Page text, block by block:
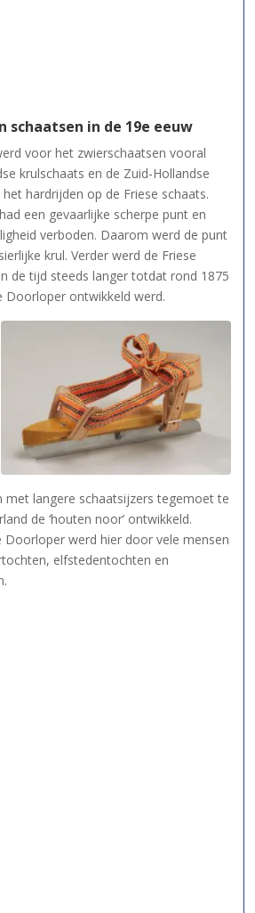
in de 19e eeuw
voor het zwierschaatsen vooral
krulschaats en de Zuid-Hollandse
hardrijden op de Friese schaats.
een gevaarlijke scherpe punt en
verboden. Daarom werd de punt
krul. Verder werd de Friese
de tijd steeds langer totdat rond 1875
Doorloper ontwikkeld werd.
met langere schaatsijzers tegemoet te
de ‘houten noor’ ontwikkeld.
Doorloper werd hier door vele mensen
elfstedentochten en